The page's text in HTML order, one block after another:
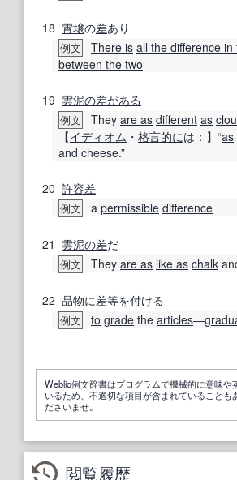
18 霄壌の差あり
例文 There is all the difference in
between the two
19 雲泥の差がある
例文 They are as different as
【イディオム ・ 格言的には：】“as
and cheese.”
20 許容差
例文 a permissible difference
21 雲泥の差だ
例文 They are as like as chalk
22 品物に差等を付ける
例文 to grade the articles―
Weblio例文辞書はプログラムで機械的に意味や
いるため、不適切な項目が含まれていることも
ださいませ。
閲覧履歴